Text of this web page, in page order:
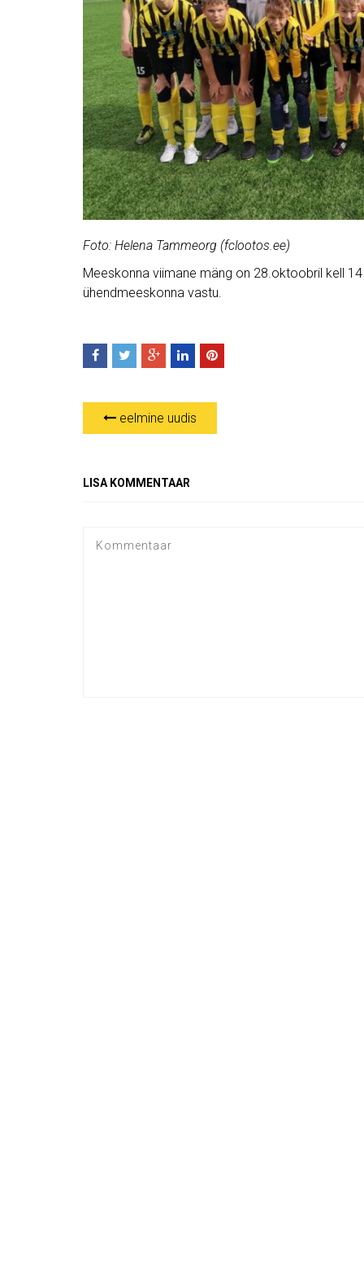
Foto: Helena Tammeorg (fclootos.ee)
Meeskonna viimane mäng on 28.oktoobril kell
ühendmeeskonna vastu.
eelmine uudis
LISA KOMMENTAAR